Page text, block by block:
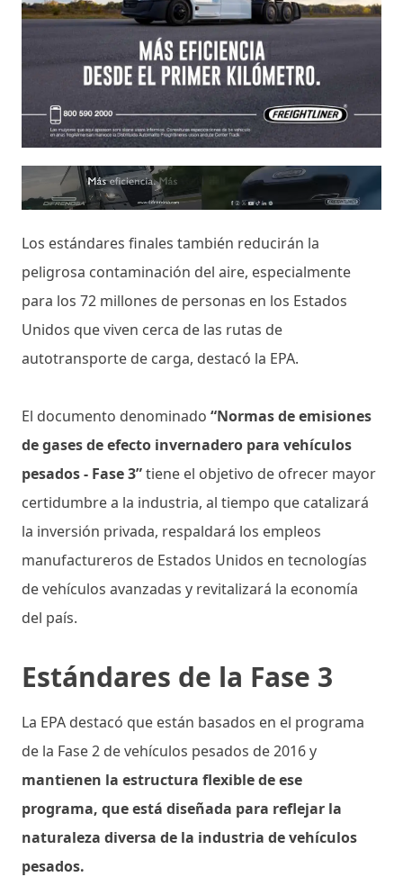
Los estándares finales también reducirán la
peligrosa contaminación del aire, especialmente
para los 72 millones de personas en los Estados
Unidos que viven cerca de las rutas de
autotransporte de carga, destacó la EPA.
El documento denominado “Normas de emisiones
de gases de efecto invernadero para vehículos
pesados ​​- Fase 3”tiene el objetivo de ofrecer mayor
certidumbre a la industria, al tiempo que catalizará
la inversión privada, respaldará los empleos
manufactureros de Estados Unidos en tecnologías
de vehículos avanzadas y revitalizará la economía
del país.
Estándares de la Fase 3
La EPA destacó que están basados en el programa
de la Fase 2 de vehículos pesados ​​de 2016 y
mantienen la estructura flexible de ese
programa, que está diseñada para reflejar la
naturaleza diversa de la industria de vehículos
pesados.